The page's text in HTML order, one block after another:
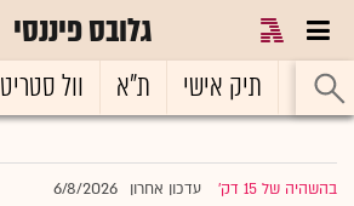
גלובס פיננסי
ראשי תיק אישי ת"א וול סטריט
בהשהיה של 15 דק' |עדכון אחרון 6/8/2026